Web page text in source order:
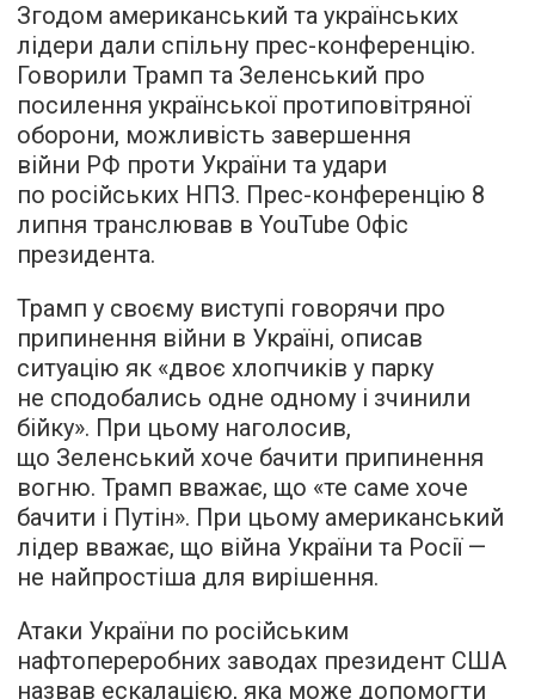
Згодом американський та українських
лідери дали спільну прес-конференцію.
Говорили Трамп та Зеленський про
посилення української протиповітряної
оборони, можливість завершення
війни РФ проти України та удари
по російських НПЗ. Прес-конференцію 8
липня транслював в YouTube Офіс
президента.
Трамп у своєму виступі говорячи про
припинення війни в Україні, описав
ситуацію як «двоє хлопчиків у парку
не сподобались одне одному і зчинили
бійку». При цьому наголосив,
що Зеленський хоче бачити припинення
вогню. Трамп вважає, що «те саме хоче
бачити і Путін». При цьому американський
лідер вважає, що війна України та Росії —
не найпростіша для вирішення.
Атаки України по російським
нафтопереробних заводах президент США
назвав ескалацією, яка може допомогти